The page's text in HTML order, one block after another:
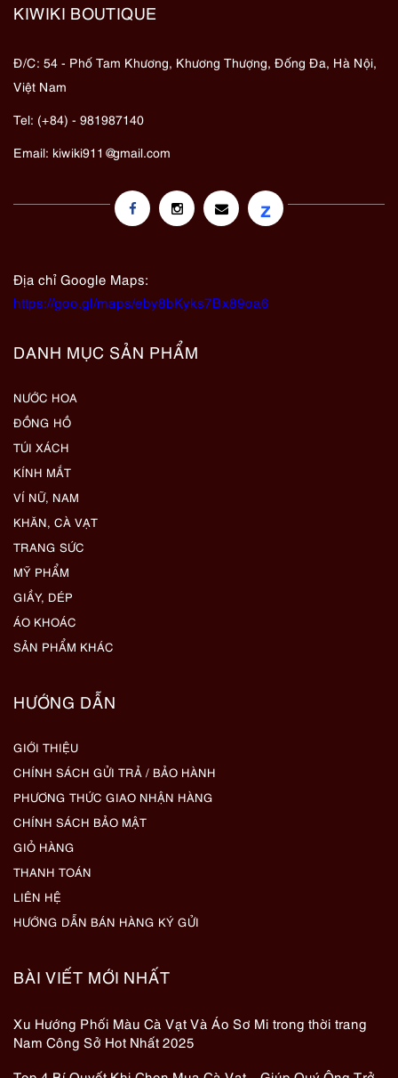
KIWIKI BOUTIQUE
Đ/C: 54 - Phố Tam Khương, Khương Thượng, Đống Đa, Hà Nội,
Việt Nam
Tel: (+84) - 981987140
Email: kiwiki911@gmail.com
z
Địa chỉ Google Maps:
https://goo.gl/maps/eby8bKyks7Bx89oa6
DANH MỤC SẢN PHẨM
NƯỚC HOA
ĐỒNG HỒ
TÚI XÁCH
KÍNH MẮT
VÍ NỮ, NAM
KHĂN, CÀ VẠT
TRANG SỨC
MỸ PHẨM
GIẦY, DÉP
ÁO KHOÁC
SẢN PHẨM KHÁC
HƯỚNG DẪN
GIỚI THIỆU
CHÍNH SÁCH GỬI TRẢ / BẢO HÀNH
PHƯƠNG THỨC GIAO NHẬN HÀNG
CHÍNH SÁCH BẢO MẬT
GIỎ HÀNG
THANH TOÁN
LIÊN HỆ
HƯỚNG DẪN BÁN HÀNG KÝ GỬI
BÀI VIẾT MỚI NHẤT
Xu Hướng Phối Màu Cà Vạt Và Áo Sơ Mi trong thời trang
Nam Công Sở Hot Nhất 2025